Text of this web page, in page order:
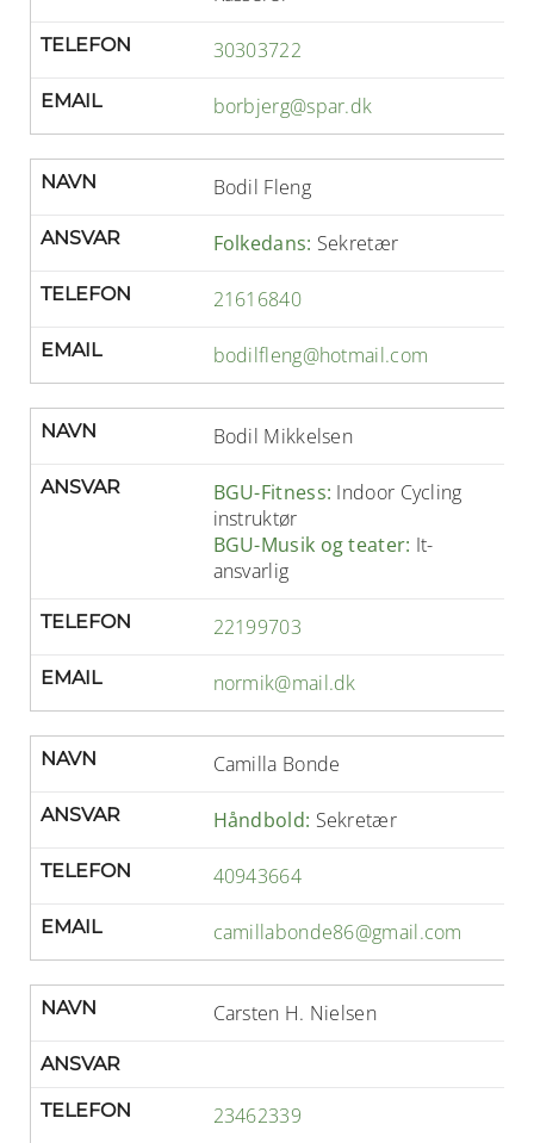
TELEFON 30303722
EMAIL borbjerg@spar.dk
NAVN Bodil Fleng
ANSVAR Folkedans: Sekretær
TELEFON 21616840
EMAIL bodilfleng@hotmail.com
NAVN Bodil Mikkelsen
ANSVAR BGU-Fitness: Indoor Cycling
instruktør
BGU-Musik og teater: It-
ansvarlig
TELEFON 22199703
EMAIL normik@mail.dk
NAVN Camilla Bonde
ANSVAR Håndbold: Sekretær
TELEFON 40943664
EMAIL camillabonde86@gmail.com
NAVN Carsten H. Nielsen
ANSVAR
TELEFON 23462339